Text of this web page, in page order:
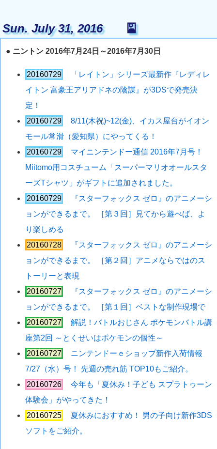
Sun. July 31, 2016🎴
● ニントン 2016年7月24日～2016年7月30日
20160729
「レイトン」シリーズ最新作『レディレ
イトン 富豪王アリアドネの陰謀』が3DSで発売決
定！
20160729
8/11(木祝)~12(金)、イカス屋台がイオン
モール常滑（愛知県）にやってくる！
20160729
マイニンテンドー通信 2016年7月号！
Miitomo用コスチューム「スーパーマリオオールスタ
ーズTシャツ」がギフトに追加されました。
20160729
『スターフォックス ゼロ』のアニメーシ
ョンができるまで。 ［第３回］見てから遊べば、よ
り楽しめる
20160728
『スターフォックス ゼロ』のアニメーシ
ョンができるまで。 ［第２回］アニメならではのス
トーリーと表現
20160727
『スターフォックス ゼロ』のアニメーシ
ョンができるまで。 ［第１回］ベストな制作現場で
20160727
解説！バトルおじさん ポケモンバトル講
座第2回 ～とくせいはポケモンの個性～
20160727
ニンテンドーｅショップ新作入荷情報
7/27（水）号！ 先週の売れ筋 TOP10もご紹介。
20160726
今年も「夏休み！子ども スプラトゥーン
体験会」がやってきた！
20160725
夏休みにおすすめ！ 男の子向け新作3DS
ソフトをご紹介。